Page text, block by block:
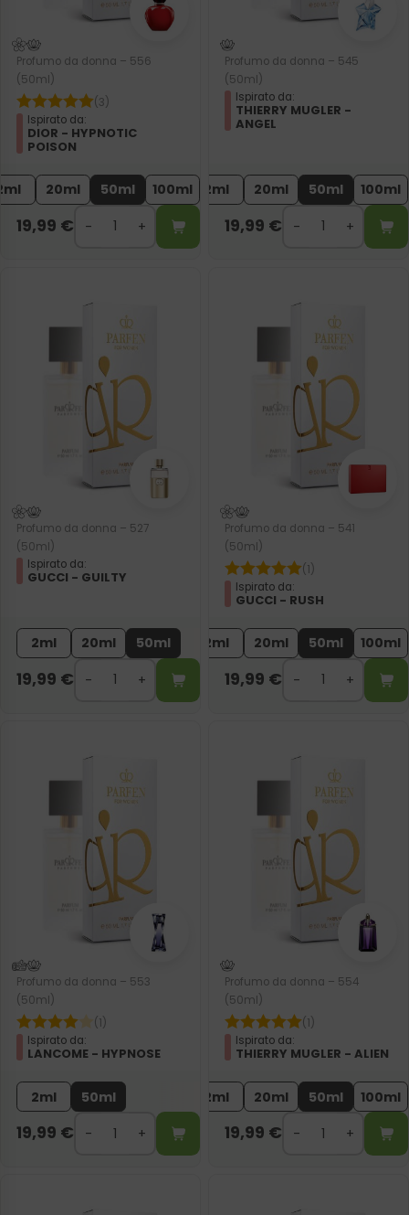
Profumo da donna – 556
(50ml)
(3)
Ispirato da:
DIOR - HYPNOTIC
POISON
20ml 50ml 100ml
19,99 €
Profumo da donna – 545
(50ml)
Ispirato da:
THIERRY MUGLER -
ANGEL
2ml 20ml 50ml 100ml
19,99 €
Profumo da donna – 527
(50ml)
Ispirato da:
GUCCI - GUILTY
2ml 20ml 50ml
19,99 €
Profumo da donna – 541
(50ml)
(1)
Ispirato da:
GUCCI - RUSH
2ml 20ml 50ml 100ml
19,99 €
Profumo da donna – 553
(50ml)
(1)
Ispirato da:
LANCOME - HYPNOSE
2ml 50ml
19,99 €
Profumo da donna – 554
(50ml)
(1)
Ispirato da:
THIERRY MUGLER - ALIEN
2ml 20ml 50ml 100ml
19,99 €